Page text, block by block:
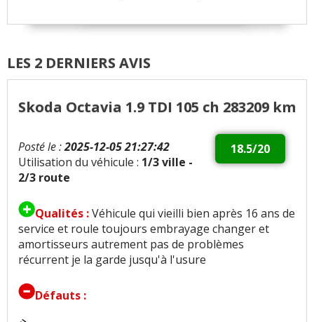
LES 2 DERNIERS AVIS
Skoda Octavia 1.9 TDI 105 ch 283209 km
18.5/20
Posté le :2025-12-05 21:27:42
Utilisation du véhicule : 1/3 ville -
2/3 route
Qualités :Véhicule qui vieilli bien après 16 ans de
service et roule toujours embrayage changer et
amortisseurs autrement pas de problèmes
récurrent je la garde jusqu'à l'usure
Défauts :